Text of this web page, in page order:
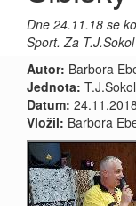
Dne 24.11.18 se
Sport. Za
Autor: Barbora
Jednota:
Datum: 24.11.2018
Vložil: Barbora